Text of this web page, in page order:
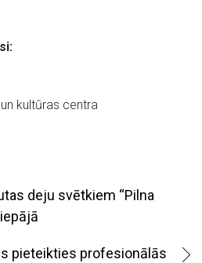
kultūras centra
deju svētkiem “Pilna
pieteikties profesionālās